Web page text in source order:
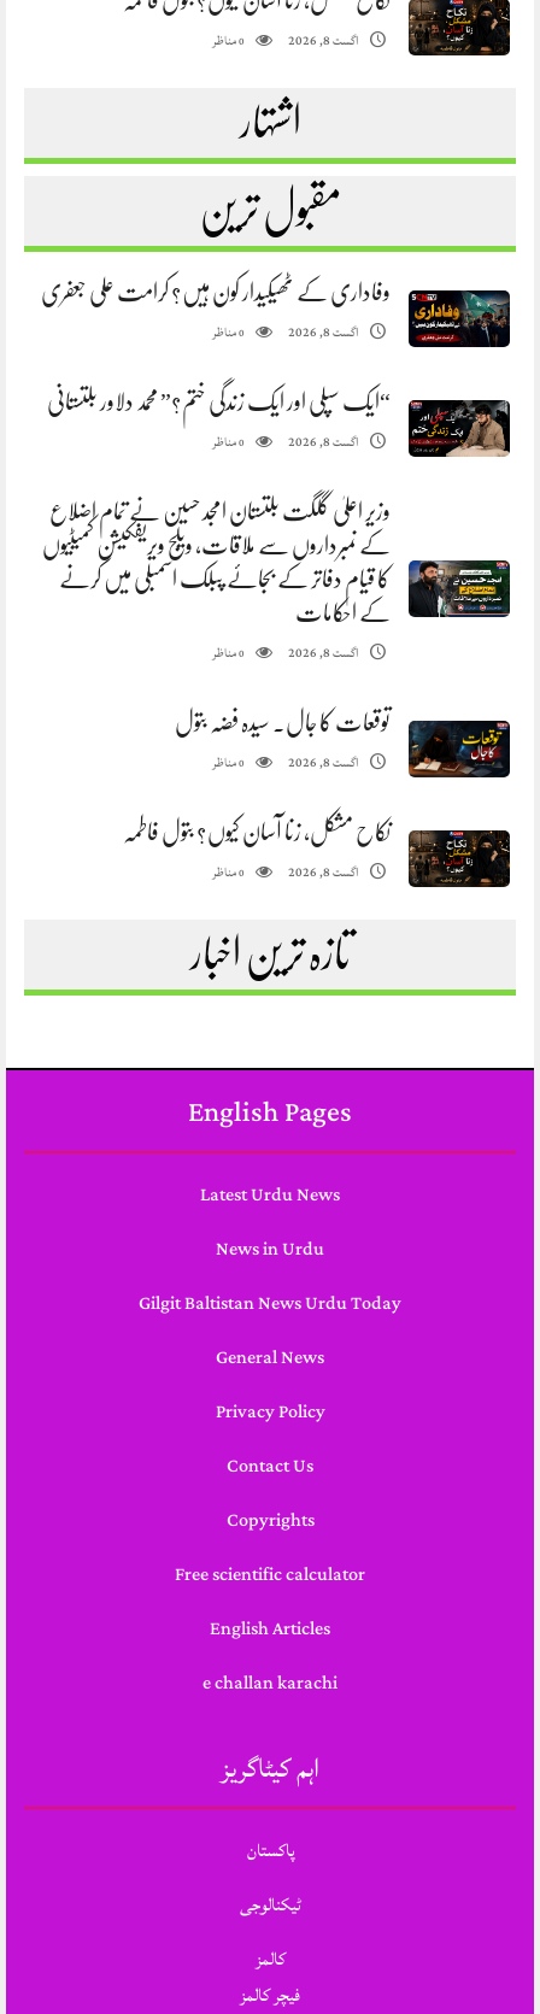
اگست 8, 2026 0مناظر
اشتہار
مقبول ترین
وفاداری کے ٹھیکیدار کون ہیں؟ کرامت علی جعفری
اگست 8, 2026 0مناظر
“ایک سپلی اور ایک زندگی ختم؟” محمد دلاور بلتستانی
اگست 8, 2026 0مناظر
وزیر اعلیٰ گلگت بلتستان امجد حسین نے تمام اضلاع
کے نمبرداروں سے ملاقات، ویلج ویریفکیشن کمیٹیوں
کا قیام دفاتر کے بجائے پبلک اسمبلی میں کرنے
کے احکامات
اگست 8, 2026 0مناظر
توقعات کا جال. سیدہ فضہ بتول
اگست 8, 2026 0مناظر
نکاح مشکل، زنا آسان کیوں؟ بتول فاطمہ
اگست 8, 2026 0مناظر
تازہ ترین اخبار
English Pages
Latest Urdu News
News in Urdu
Gilgit Baltistan News Urdu Today
General News
Privacy Policy
Contact Us
Copyrights
Free scientific calculator
English Articles
e challan karachi
اہم کیٹاگریز
پاکستان
ٹیکنالوجی
کالمز
فیچر کالمز